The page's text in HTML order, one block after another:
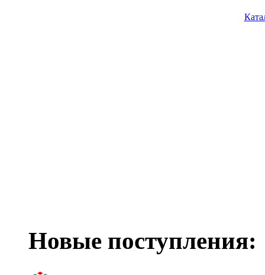
Новые поступления: